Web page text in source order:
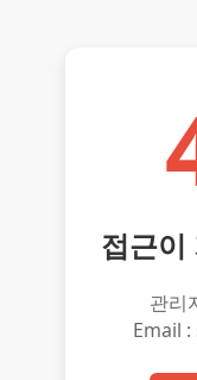
접근이
관리
Email